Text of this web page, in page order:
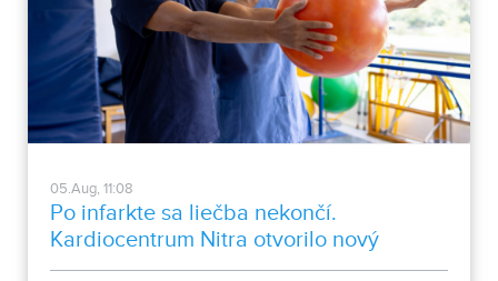
05.Aug, 11:08
Po infarkte sa liečba nekončí.
Kardiocentrum Nitra otvorilo nový
stacionár